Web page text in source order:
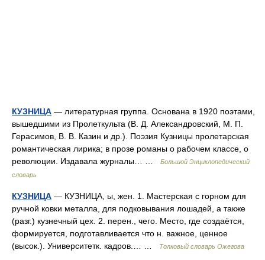
КУЗНИЦА — литературная группа. Основана в 1920 поэтами,
вышедшими из Пролеткульта (В. Д. Александровский, М. П.
Герасимов, В. В. Казин и др.). Поэзия Кузницы пролетарская
романтическая лирика; в прозе романы о рабочем классе, о
революции. Издавала журналы… …
Большой Энциклопедический
словарь
КУЗНИЦА — КУЗНИЦА, ы, жен. 1. Мастерская с горном для
ручной ковки металла, для подковывания лошадей, а также
(разг.) кузнечный цех. 2. перен., чего. Место, где создаётся,
формируется, подготавливается что н. важное, ценное
(высок.). Университетк. кадров.… …
Толковый словарь Ожегова